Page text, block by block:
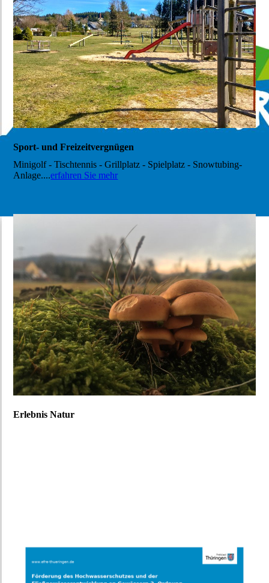
Sport- und Freizeitvergnügen
Minigolf - Tischtennis - Grillplatz - Spielplatz - Snowtubing-
Anlage....erfahren Sie mehr
Erlebnis Natur